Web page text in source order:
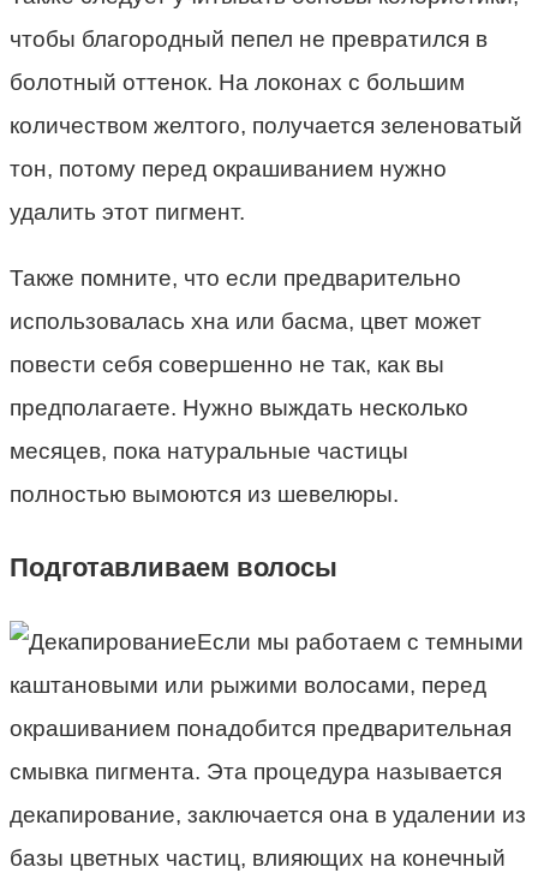
чтобы благородный пепел не превратился в
болотный оттенок. На локонах с большим
количеством желтого, получается зеленоватый
тон, потому перед окрашиванием нужно
удалить этот пигмент.
Также помните, что если предварительно
использовалась хна или басма, цвет может
повести себя совершенно не так, как вы
предполагаете. Нужно выждать несколько
месяцев, пока натуральные частицы
полностью вымоются из шевелюры.
Подготавливаем волосы
Если мы работаем с темными
каштановыми или рыжими волосами, перед
окрашиванием понадобится предварительная
смывка пигмента. Эта процедура называется
декапирование, заключается она в удалении из
базы цветных частиц, влияющих на конечный